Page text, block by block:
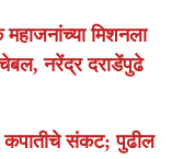
मिशनला
नरेंद्र दराडेंपुढे
संकट; पुढील